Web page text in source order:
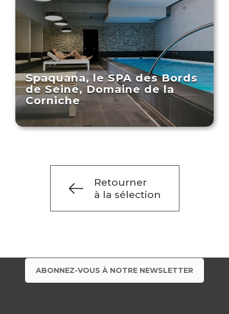
Spaquana, le SPA des Bords
de Seine, Domaine de la
Corniche
Retourner
à la sélection
ABONNEZ-VOUS À NOTRE NEWSLETTER